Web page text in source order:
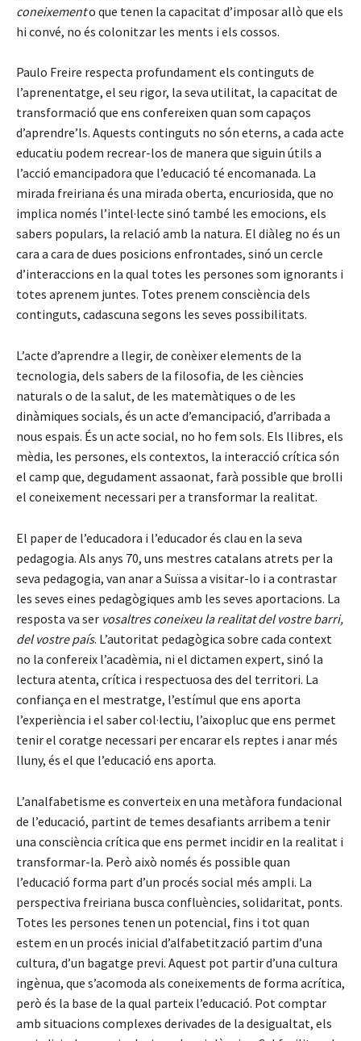
coneixemento que tenen la capacitat d’imposar allò que els
hi convé, no és colonitzar les ments i els cossos.
Paulo Freire respecta profundament els continguts de
l’aprenentatge, el seu rigor, la seva utilitat, la capacitat de
transformació que ens confereixen quan som capaços
d’aprendre’ls. Aquests continguts no són eterns, a cada acte
educatiu podem recrear-los de manera que siguin útils a
l’acció emancipadora que l’educació té encomanada. La
mirada freiriana és una mirada oberta, encuriosida, que no
implica només l’intel·lecte sinó també les emocions, els
sabers populars, la relació amb la natura. El diàleg no és un
cara a cara de dues posicions enfrontades, sinó un cercle
d’interaccions en la qual totes les persones som ignorants i
totes aprenem juntes. Totes prenem consciència dels
continguts, cadascuna segons les seves possibilitats.
L’acte d’aprendre a llegir, de conèixer elements de la
tecnologia, dels sabers de la filosofia, de les ciències
naturals o de la salut, de les matemàtiques o de les
dinàmiques socials, és un acte d’emancipació, d’arribada a
nous espais. És un acte social, no ho fem sols. Els llibres, els
mèdia, les persones, els contextos, la interacció crítica són
el camp que, degudament assaonat, farà possible que brolli
el coneixement necessari per a transformar la realitat.
El paper de l’educadora i l’educador és clau en la seva
pedagogia. Als anys 70, uns mestres catalans atrets per la
seva pedagogia, van anar a Suïssa a visitar-lo i a contrastar
les seves eines pedagògiques amb les seves aportacions. La
resposta va ser vosaltres coneixeu la realitat del vostre barri,
del vostre país. L’autoritat pedagògica sobre cada context
no la confereix l’acadèmia, ni el dictamen expert, sinó la
lectura atenta, crítica i respectuosa des del territori. La
confiança en el mestratge, l’estímul que ens aporta
l’experiència i el saber col·lectiu, l’aixopluc que ens permet
tenir el coratge necessari per encarar els reptes i anar més
lluny, és el que l’educació ens aporta.
L’analfabetisme es converteix en una metàfora fundacional
de l’educació, partint de temes desafiants arribem a tenir
una consciència crítica que ens permet incidir en la realitat i
transformar-la. Però això només és possible quan
l’educació forma part d’un procés social més ampli. La
perspectiva freiriana busca confluències, solidaritat, ponts.
Totes les persones tenen un potencial, fins i tot quan
estem en un procés inicial d’alfabetització partim d’una
cultura, d’un bagatge previ. Aquest pot partir d’una cultura
ingènua, que s’acomoda als coneixements de forma acrítica,
però és la base de la qual parteix l’educació. Pot comptar
amb situacions complexes derivades de la desigualtat, els